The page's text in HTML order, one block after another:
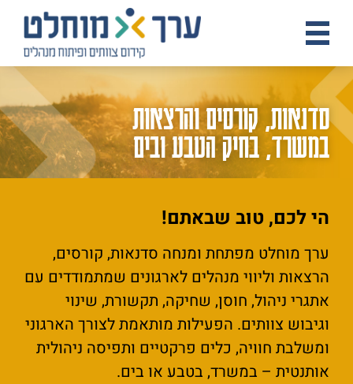
סדנאות, קורסים והרצאות
במשרד, בחיק הטבע ובים
הי לכם, טוב שבאתם!
ערך מוחלט מפתחת ומנחה סדנאות, קורסים,
הרצאות וליווי מנהלים לארגונים שמתמודדים עם
אתגרי ניהול, חוסן, שחיקה, תקשורת, שינוי
וגיבוש צוותים. הפעילות מותאמת לצורך הארגוני
ומשלבת חוויה, כלים פרקטיים ותפיסה ניהולית
אותנטית – במשרד, בטבע או בים.